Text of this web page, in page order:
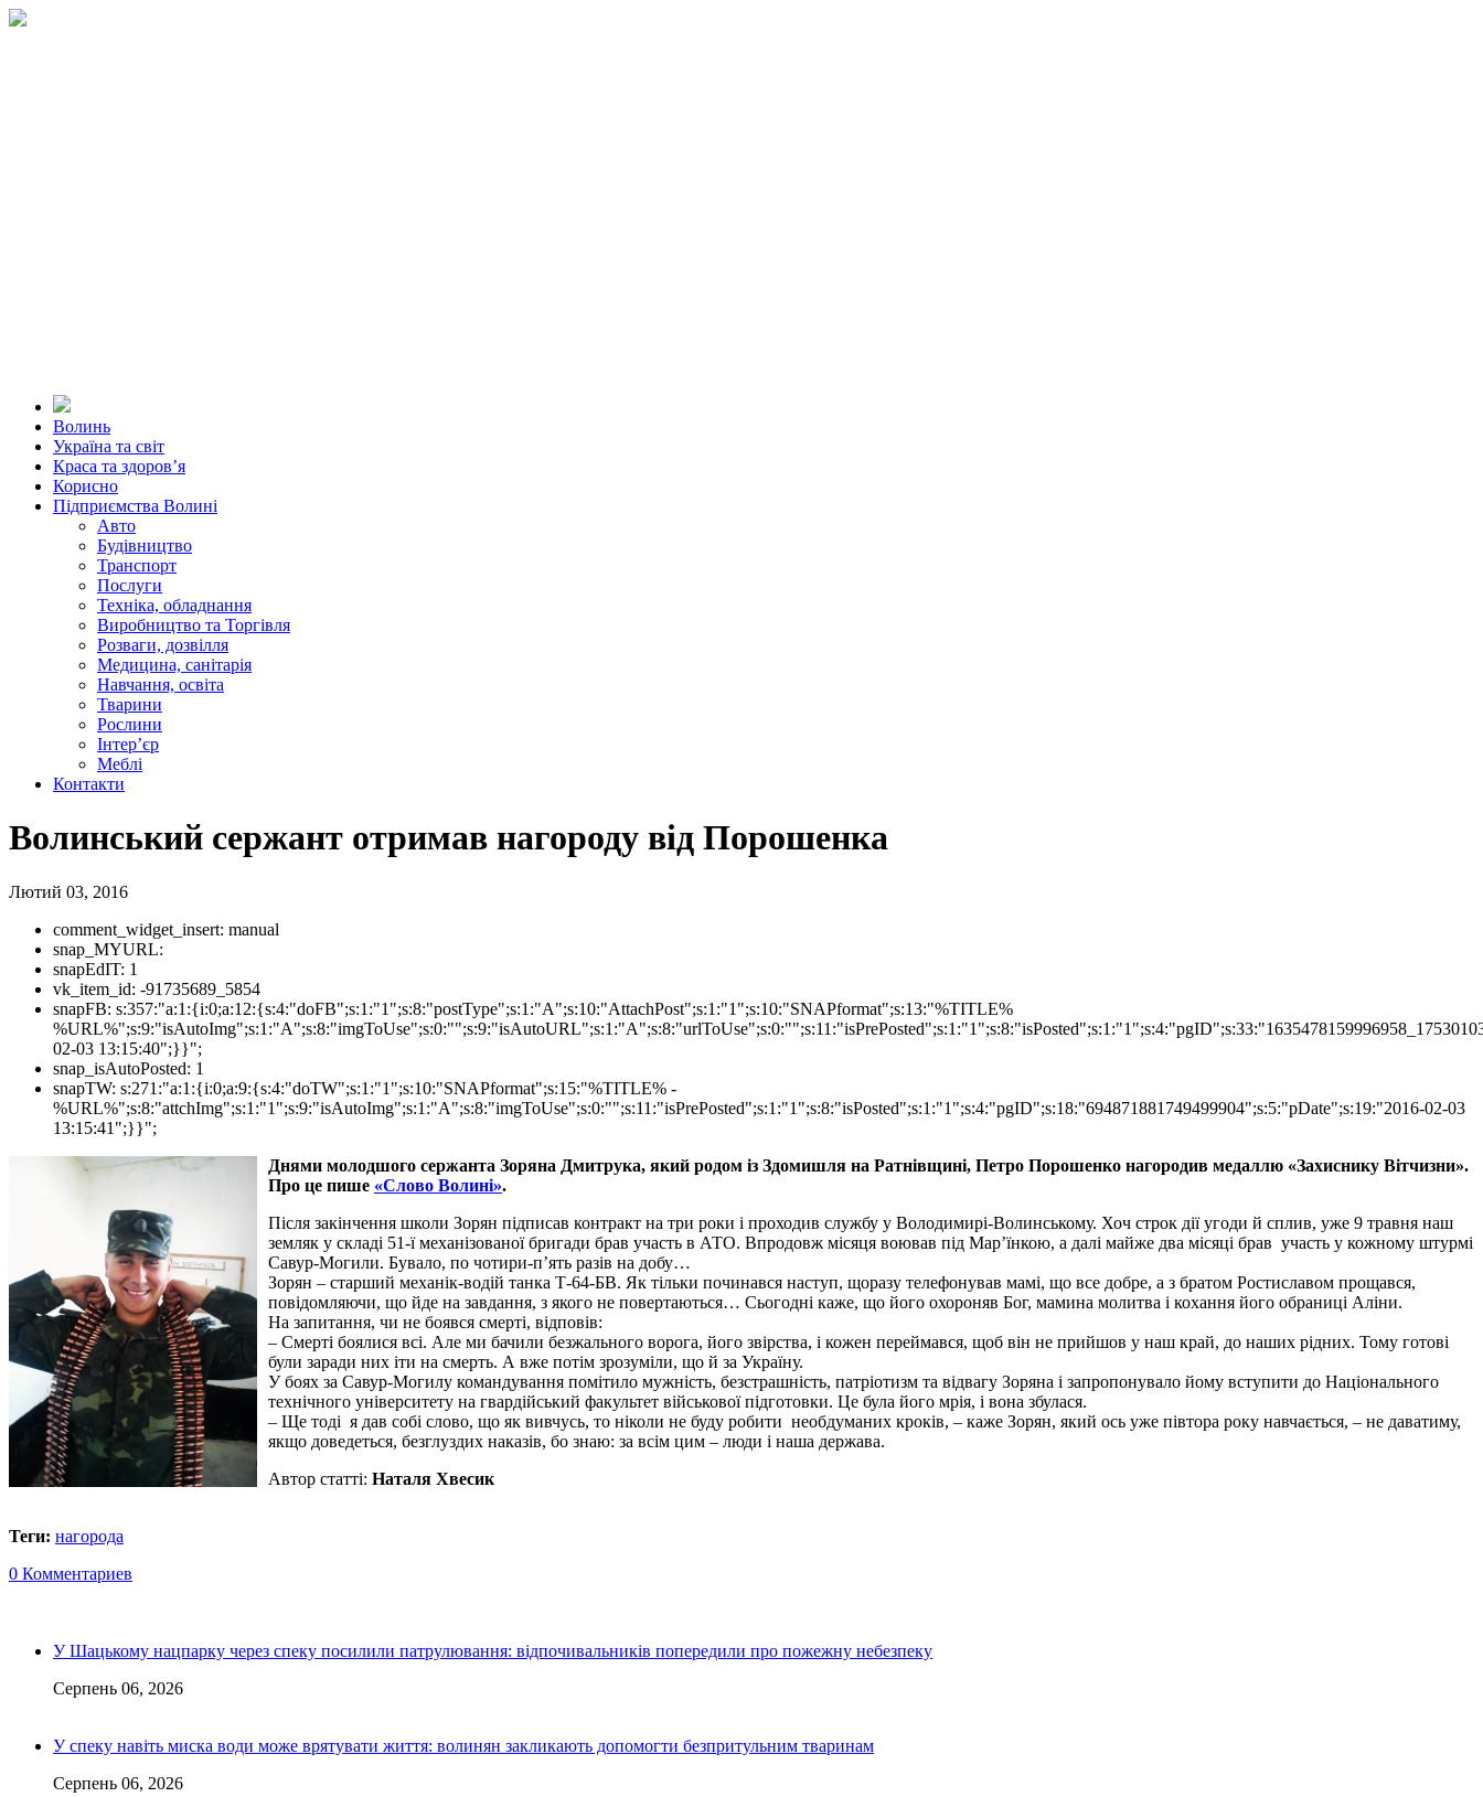
Волинь
Україна та світ
Краса та здоров’я
Корисно
Підприємства Волині
Авто
Будівництво
Транспорт
Послуги
Техніка, обладнання
Виробництво та Торгівля
Розваги, дозвілля
Медицина, санітарія
Навчання, освіта
Тварини
Рослини
Інтер’єр
Меблі
Контакти
Волинський сержант отримав нагороду від Порошенка
Лютий 03, 2016
comment_widget_insert: manual
snap_MYURL:
snapEdIT: 1
vk_item_id: -91735689_5854
snapFB: s:357:"a:1:{i:0;a:12:{s:4:"doFB";s:1:"1";s:8:"postType";s:1:"A";s:10:"AttachPost";s:1:"1";s:10:"SNAPformat";s:13:"%TITLE%
02-03 13:15:40";}}";
snap_isAutoPosted: 1
snapTW: s:271:"a:1:{i:0;a:9:{s:4:"doTW";s:1:"1";s:10:"SNAPformat";s:15:"%TITLE% -
%URL%";s:8:"attchImg";s:1:"1";s:9:"isAutoImg";s:1:"A";s:8:"imgToUse";s:0:"";s:11:"isPrePosted";s:1:"1";s:8:"isPosted";s:1:"1";s:4:"pgID";s:18:"694871881749499904";s:5:"pDate";s:19:"2016-02-03
13:15:41";}}";
Днями молодшого сержанта Зоряна Дмитрука, який родом із Здомишля на Ратнівщині, Петро Порошенко нагородив медаллю «Захиснику Вітчизни».
Про це пише «Слово Волині».
Після закінчення школи Зорян підписав контракт на три роки і проходив службу у Володимирі-Волинському. Хоч строк дії угоди й сплив, уже 9 травня наш
земляк у складі 51-ї механізованої бригади брав участь в АТО. Впродовж місяця воював під Мар’їнкою, а далі майже два місяці брав участь у кожному штурмі
Савур-Могили. Бувало, по чотири-п’ять разів на добу…
Зорян – старший механік-водій танка Т-64-БВ. Як тільки починався наступ, щоразу телефонував мамі, що все добре, а з братом Ростиславом прощався,
повідомляючи, що йде на завдання, з якого не повертаються… Сьогодні каже, що його охороняв Бог, мамина молитва і кохання його обраниці Аліни.
На запитання, чи не боявся смерті, відповів:
– Смерті боялися всі. Але ми бачили безжального ворога, його звірства, і кожен переймався, щоб він не прийшов у наш край, до наших рідних. Тому готові
були заради них іти на смерть. А вже потім зрозуміли, що й за Україну.
У боях за Савур-Могилу командування помітило мужність, безстрашність, патріотизм та відвагу Зоряна і запропонувало йому вступити до Національного
технічного університету на гвардійський факультет військової підготовки. Це була його мрія, і вона збулася.
– Ще тоді я дав собі слово, що як вивчусь, то ніколи не буду робити необдуманих кроків, – каже Зорян, який ось уже півтора року навчається, – не даватиму,
якщо доведеться, безглуздих наказів, бо знаю: за всім цим – люди і наша держава.
Автор статті: Наталя Хвесик
Теги: нагорода
0 Комментариев
У Шацькому нацпарку через спеку посилили патрулювання: відпочивальників попередили про пожежну небезпеку
Серпень 06, 2026
У спеку навіть миска води може врятувати життя: волинян закликають допомогти безпритульним тваринам
Серпень 06, 2026